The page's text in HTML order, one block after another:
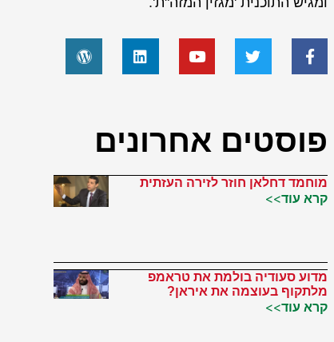
פוסטים אחרונים
מוחמד דחלאן חוזר לזירה העזתית
קרא עוד>>
מדוע סעודיה בולמת את טראמפ
מלתקוף בעוצמה את איראן?
קרא עוד>>